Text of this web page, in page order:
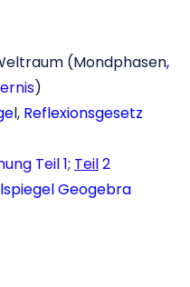
(Mondphasen,
)
l, Reflexionsgesetz
Teil 1; Teil2
Geogebra